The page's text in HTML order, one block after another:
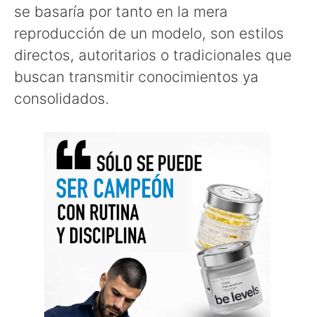
se basaría por tanto en la mera
reproducción de un modelo, son estilos
directos, autoritarios o tradicionales que
buscan transmitir conocimientos ya
consolidados.